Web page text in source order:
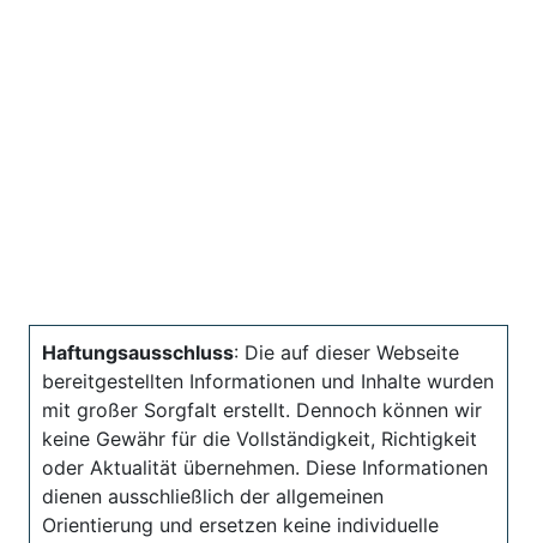
Haftungsausschluss: Die auf dieser Webseite
bereitgestellten Informationen und Inhalte wurden
mit großer Sorgfalt erstellt. Dennoch können wir
keine Gewähr für die Vollständigkeit, Richtigkeit
oder Aktualität übernehmen. Diese Informationen
dienen ausschließlich der allgemeinen
Orientierung und ersetzen keine individuelle